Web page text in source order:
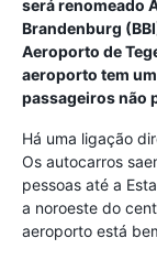
será renomeado
Brandenburg
Aeroporto de
aeroporto tem
passageiros não
Há uma ligação
Os autocarros
pessoas até a
a noroeste do
aeroporto está